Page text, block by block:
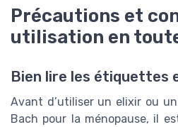
Précautions et
utilisation en
Bien lire les étiquettes
Avant d’utiliser un elixir ou
Bach pour la ménopause, il